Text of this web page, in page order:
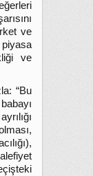
ve
ve
“Bu